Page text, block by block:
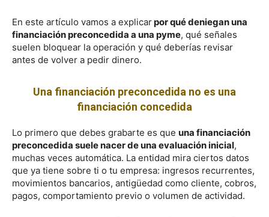
En este artículo vamos a explicarpor qué deniegan una
financiación preconcedida a una pyme, qué señales
suelen bloquear la operación y qué deberías revisar
antes de volver a pedir dinero.
Una financiación preconcedida no es una
financiación concedida
Lo primero que debes grabarte es que una financiación
preconcedida suele nacer de una evaluación inicial,
muchas veces automática. La entidad mira ciertos datos
que ya tiene sobre ti o tu empresa: ingresos recurrentes,
movimientos bancarios, antigüedad como cliente, cobros,
pagos, comportamiento previo o volumen de actividad.